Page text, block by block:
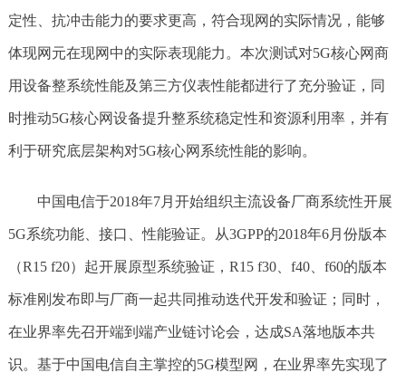
定性、抗冲击能力的要求更高，符合现网的实际情况，能够
体现网元在现网中的实际表现能力。本次测试对5G核心网商
用设备整系统性能及第三方仪表性能都进行了充分验证，同
时推动5G核心网设备提升整系统稳定性和资源利用率，并有
利于研究底层架构对5G核心网系统性能的影响。
中国电信于2018年7月开始组织主流设备厂商系统性开展
5G系统功能、接口、性能验证。从3GPP的2018年6月份版本
（R15 f20）起开展原型系统验证，R15 f30、f40、f60的版本
标准刚发布即与厂商一起共同推动迭代开发和验证；同时，
在业界率先召开端到端产业链讨论会，达成SA落地版本共
识。基于中国电信自主掌控的5G模型网，在业界率先实现了